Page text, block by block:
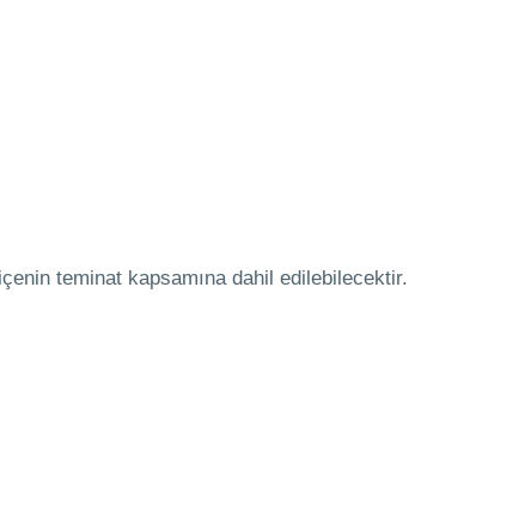
teminat kapsamına dahil edilebilecektir.